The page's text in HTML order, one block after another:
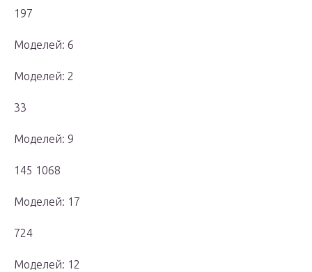
197
Моделей: 6
Моделей: 2
33
Моделей: 9
145 1068
Моделей: 17
724
Моделей: 12